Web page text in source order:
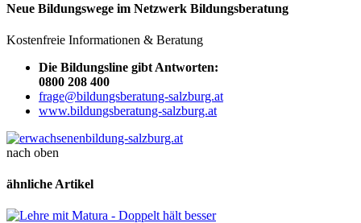
Neue Bildungswege im Netzwerk Bildungsberatung
Kostenfreie Informationen & Beratung
Die Bildungsline gibt Antworten:
0800 208 400
frage@bildungsberatung-salzburg.at
www.bildungsberatung-salzburg.at
nach oben
ähnliche Artikel